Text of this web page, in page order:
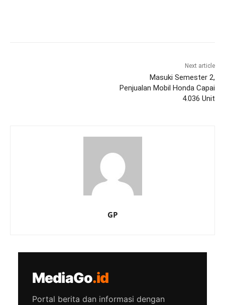
Next article
Masuki Semester 2,
Penjualan Mobil Honda Capai
4.036 Unit
GP
MediaGo.id
Portal berita dan informasi dengan